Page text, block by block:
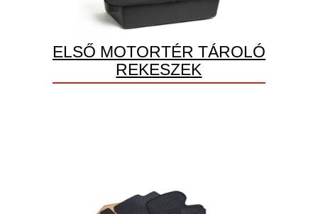
ELSŐ MOTORTÉR TÁROLÓ
REKESZEK